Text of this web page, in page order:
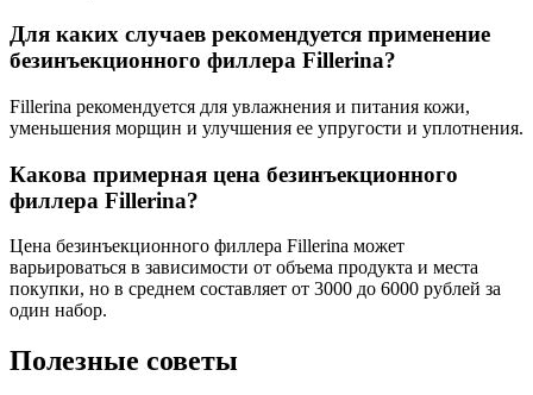
Для каких случаев рекомендуется применение
безинъекционного филлера Fillerina?
Fillerina рекомендуется для увлажнения и питания кожи,
уменьшения морщин и улучшения ее упругости и уплотнения.
Какова примерная цена безинъекционного
филлера Fillerina?
Цена безинъекционного филлера Fillerina может
варьироваться в зависимости от объема продукта и места
покупки, но в среднем составляет от 3000 до 6000 рублей за
один набор.
Полезные советы